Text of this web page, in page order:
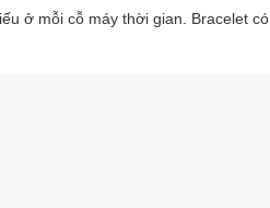
ở mỗi cỗ máy thời gian. Bracelet